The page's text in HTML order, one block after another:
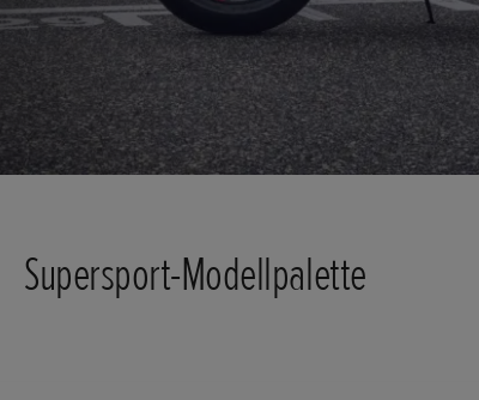
Supersport-Modellpalette